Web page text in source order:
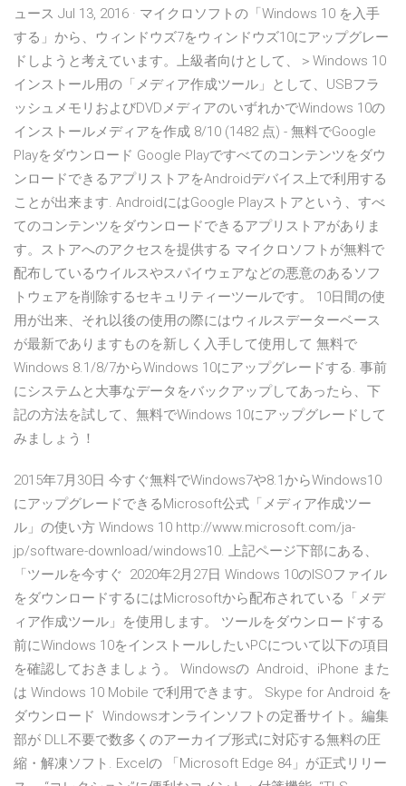
ュース Jul 13, 2016 · マイクロソフトの「Windows 10 を入手
する」から、ウィンドウズ7をウィンドウズ10にアップグレー
ドしようと考えています。上級者向けとして、＞Windows 10
インストール用の「メディア作成ツール」として、USBフラ
ッシュメモリおよびDVDメディアのいずれかでWindows 10の
インストールメディアを作成 8/10 (1482 点) - 無料でGoogle
Playをダウンロード Google Playですべてのコンテンツをダウ
ンロードできるアプリストアをAndroidデバイス上で利用する
ことが出来ます. AndroidにはGoogle Playストアという、すべ
てのコンテンツをダウンロードできるアプリストアがありま
す。ストアへのアクセスを提供する マイクロソフトが無料で
配布しているウイルスやスパイウェアなどの悪意のあるソフ
トウェアを削除するセキュリティーツールです。 10日間の使
用が出来、それ以後の使用の際にはウィルスデーターベース
が最新でありますものを新しく入手して使用して 無料で
Windows 8.1/8/7からWindows 10にアップグレードする. 事前
にシステムと大事なデータをバックアップしてあったら、下
記の方法を試して、無料でWindows 10にアップグレードして
みましょう！
2015年7月30日 今すぐ無料でWindows7や8.1からWindows10
にアップグレードできるMicrosoft公式「メディア作成ツー
ル」の使い方 Windows 10 http://www.microsoft.com/ja-
jp/software-download/windows10. 上記ページ下部にある、
「ツールを今すぐ 2020年2月27日 Windows 10のISOファイル
をダウンロードするにはMicrosoftから配布されている「メデ
ィア作成ツール」を使用します。 ツールをダウンロードする
前にWindows 10をインストールしたいPCについて以下の項目
を確認しておきましょう。 Windowsの Android、iPhone また
は Windows 10 Mobile で利用できます。 Skype for Android を
ダウンロード Windowsオンラインソフトの定番サイト。編集
部が DLL不要で数多くのアーカイブ形式に対応する無料の圧
縮・解凍ソフト. Excelの 「Microsoft Edge 84」が正式リリー